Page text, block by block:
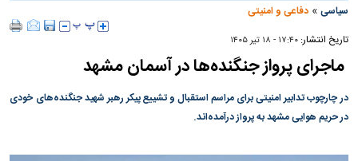
سیاسی »دفاعی و امنیتی
تاریخ انتشار:۱۷:۴۰ - ۱۸ تير ۱۴۰۵
ماجرای پرواز جنگنده‌ها در آسمان مشهد
در چارچوب تدابیر امنیتی برای مراسم استقبال و تشییع پیکر رهبر شهید جنگنده‌های خودی
در حریم هوایی مشهد به پرواز درآمده‌اند.